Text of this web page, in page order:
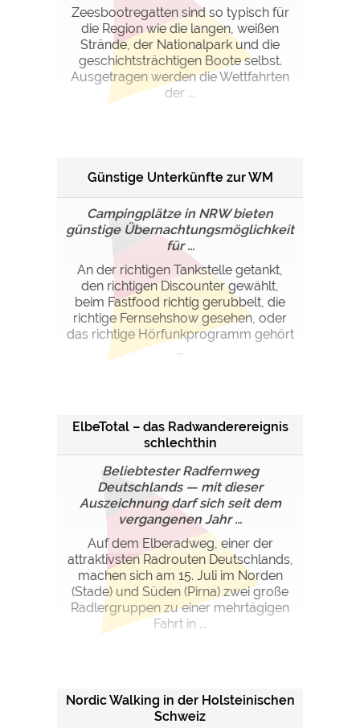
Zeesbootregatten sind so typisch für
die Region wie die langen, weißen
Strände, der Nationalpark und die
geschichtsträchtigen Boote selbst.
Ausgetragen werden die Wettfahrten
der ...
Günstige Unterkünfte zur WM
Campingplätze in NRW bieten
günstige Übernachtungsmöglichkeit
für ...
An der richtigen Tankstelle getankt,
den richtigen Discounter gewählt,
beim Fastfood richtig gerubbelt, die
richtige Fernsehshow gesehen, oder
das richtige Hörfunkpro­gramm gehört
...
ElbeTotal – das Radwanderereignis
schlechthin
Beliebtester Radfernweg
Deutschlands — mit dieser
Auszeichnung darf sich seit dem
vergangenen Jahr ...
Auf dem Elberadweg, einer der
attraktivsten Radrouten Deutschlands,
machen sich am 15. Juli im Norden
(Stade) und Süden (Pirna) zwei große
Radlergruppen zu einer mehrtägigen
Fahrt in ...
Nordic Walking in der Holsteinischen
Schweiz